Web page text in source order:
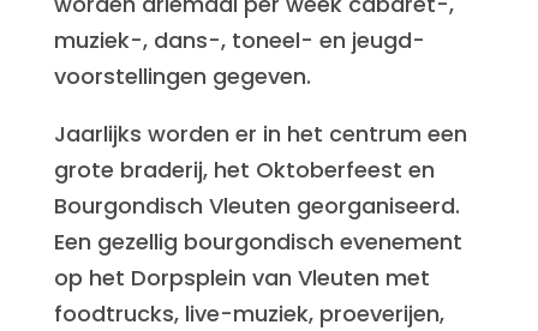
muziek-, dans-, toneel- en jeugd-
voorstellingen gegeven.
Jaarlijks worden er in het centrum een
grote braderij, het Oktoberfeest en
Bourgondisch Vleuten georganiseerd.
Een gezellig bourgondisch evenement
op het Dorpsplein van Vleuten met
foodtrucks, live-muziek, proeverijen,